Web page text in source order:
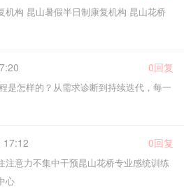
机构 昆山暑假半日制康复机构 昆山花桥
0回复
是怎样的？从需求诊断到持续迭代，每一
17:12 0回复
注意力不集中干预昆山花桥专业感统训练
心